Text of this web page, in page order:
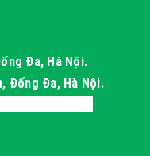
Đa, Hà Nội.
Đống Đa, Hà Nội.